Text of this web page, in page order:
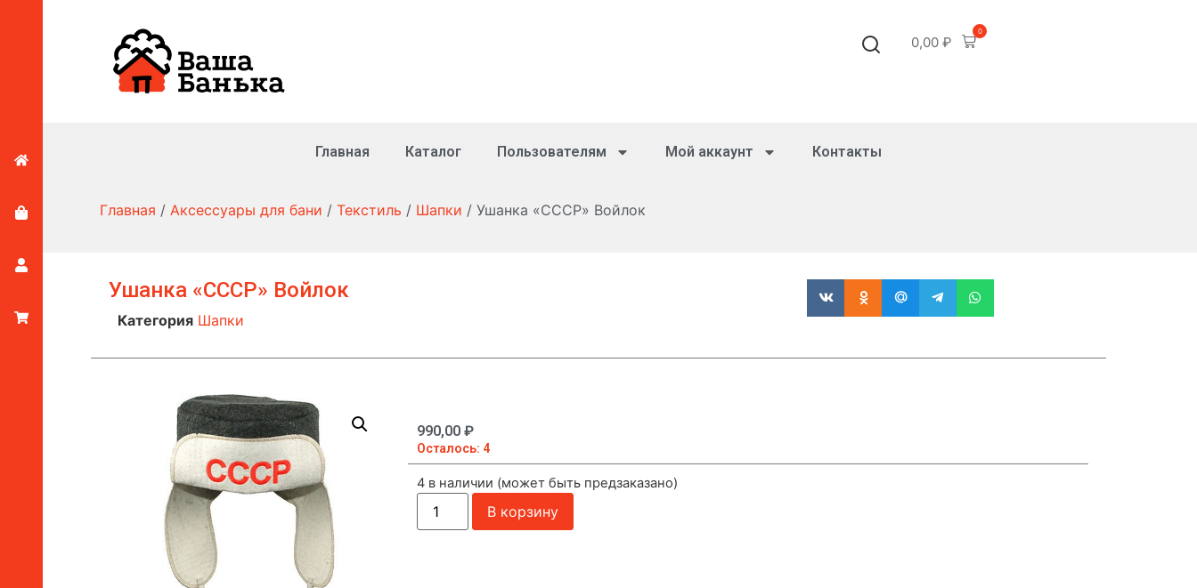
0,00 ₽
0
Главная Каталог Пользователям Мой аккаунт Контакты
Главная / Аксессуары для бани / Текстиль / Шапки / Ушанка «СССР» Войлок
Ушанка «СССР» Войлок
Категория Шапки
990,00 ₽
Осталось: 4
4 в наличии (может быть предзаказано)
В корзину